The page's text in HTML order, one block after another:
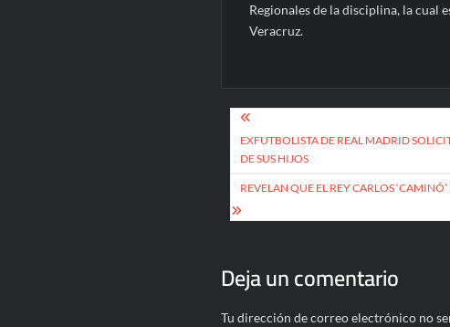
Regionales de la disciplina, la cual
Veracruz.
Navegación
de
entradas
EXFUTBOLISTA DE REAL MADRID
DE SUS HIJOS
REVELAN QUE EL REY CARLOS
Deja un comentario
Tu dirección de correo electrónico no